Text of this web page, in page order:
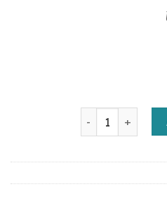
quantité de